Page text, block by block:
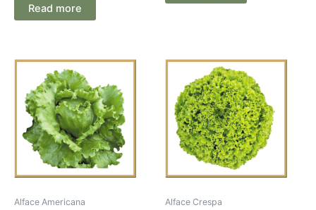
Read more
Alface Americana Alface Crespa